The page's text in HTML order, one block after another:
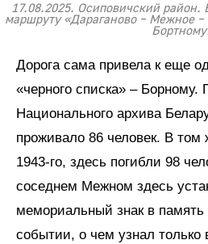
17.08.2025. Осиповичский район.
маршруту «Дараганово – Межное
Дорога сама привела к еще
«черного списка» – Борному.
Национального архива
проживало 86 человек. В том
1943-го, здесь погибли 98
соседнем Межном здесь
мемориальный знак в память
событии, о чем узнал только